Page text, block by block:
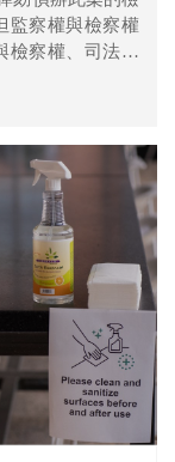
監察權與檢察權
檢察權、司法權